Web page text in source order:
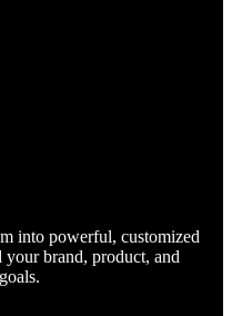
into powerful, customized
brand, product, and